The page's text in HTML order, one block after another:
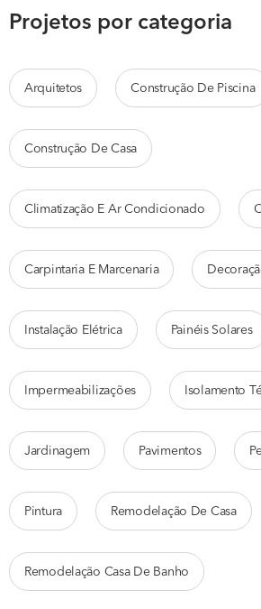
Projetos por categoria
Arquitetos Construção De Piscina
Construção De Casa
Climatização E Ar Condicionado
Carpintaria E Marcenaria
Instalação Elétrica Painéis Solares
Impermeabilizações Isolamento
Jardinagem Pavimentos
Pintura Remodelação De Casa
Remodelação Casa De Banho